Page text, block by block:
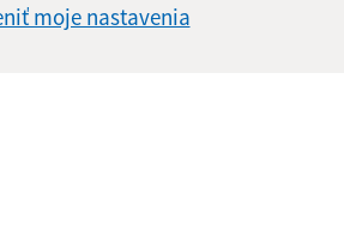
moje nastavenia